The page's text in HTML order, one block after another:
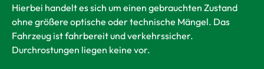
Hierbei handelt es sich um einen gebrauchten Zustand
ohne größere optische oder technische Mängel. Das
Fahrzeug ist fahrbereit und verkehrssicher.
Durchrostungen liegen keine vor.